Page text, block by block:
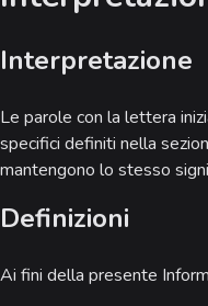
Interpretazione
Le parole con la lettera
specifici definiti nella
mantengono lo stesso
Definizioni
Ai fini della presente